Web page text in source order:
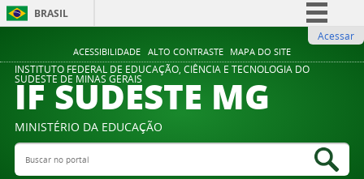
ACESSIBILIDADE ALTO CONTRASTE MAPA DO SITE
BRASIL
Comunica BR
Participe
Legislação
Acessar
INSTITUTO FEDERAL DE EDUCAÇÃO, CIÊNCIA E TECNOLOGIA DO
SUDESTE DE MINAS GERAIS
IF SUDESTE MG
MINISTÉRIO DA EDUCAÇÃO
Buscar no portal